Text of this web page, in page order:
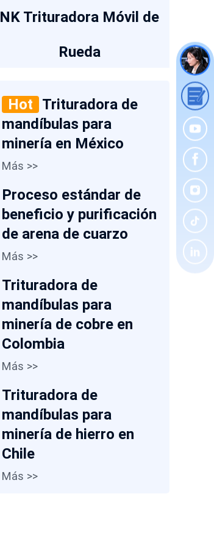
NK Trituradora Móvil de
Rueda
Hot
Trituradora de
mandíbulas para
minería en México
Más >>
Proceso estándar de
beneficio y purificación
de arena de cuarzo
Más >>
Trituradora de
mandíbulas para
minería de cobre en
Colombia
Más >>
Trituradora de
mandíbulas para
minería de hierro en
Chile
Más >>